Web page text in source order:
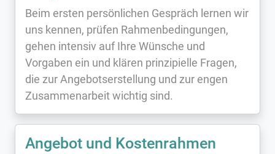
Beim ersten persönlichen Gespräch lernen wir
uns kennen, prüfen Rahmenbedingungen,
gehen intensiv auf Ihre Wünsche und
Vorgaben ein und klären prinzipielle Fragen,
die zur Angebotserstellung und zur engen
Zusammenarbeit wichtig sind.
Angebot und Kostenrahmen